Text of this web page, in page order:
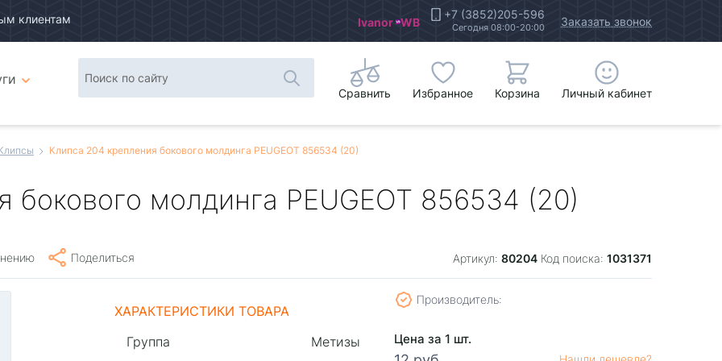
клиентам Ivanor WB +7 (3852)205-596
Сегодня 08:00-20:00 Заказать звонок
Сравнить Избранное Корзина Личный кабинет
Клипса 204 крепления бокового молдинга PEUGEOT 856534 (20)
бокового молдинга PEUGEOT 856534 (20)
Поделиться Артикул: 80204 Код поиска: 1031371
ХАРАКТЕРИСТИКИ ТОВАРА
Группа
Метизы
Производитель:
Цена за 1 шт.